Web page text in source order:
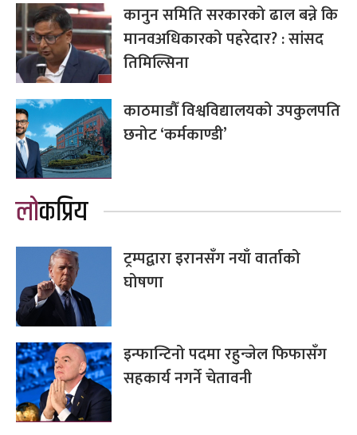
कानुन समिति सरकारको ढाल बन्ने कि
मानवअधिकारको पहरेदार? : सांसद
तिमिल्सिना
काठमाडौँ विश्वविद्यालयको उपकुलपति
छनोट ‘कर्मकाण्डी’
लोकप्रिय
ट्रम्पद्वारा इरानसँग नयाँ वार्ताको
घोषणा
इन्फान्टिनो पदमा रहुन्जेल फिफासँग
सहकार्य नगर्ने चेतावनी